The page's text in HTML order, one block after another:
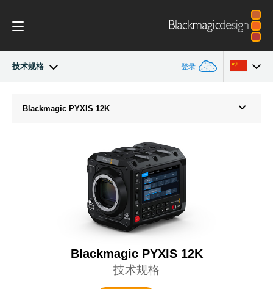
技术规格 登录
Denmark
Blackmagic PYXIS 12K
Blackmagic PYXIS 12K
技术规格